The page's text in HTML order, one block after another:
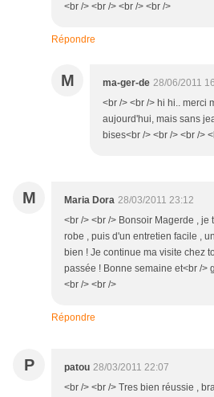
<br /> <br /> <br /> <br />
Répondre
M ma-ger-de 28/06/2011
<br /> <br /> hi hi.. merci
aujourd'hui, mais sans
bises<br /> <br /> <br />
M Maria Dora 28/03/2011 23:12
<br /> <br /> Bonsoir Magerde , je
robe , puis d'un entretien facile ,
bien ! Je continue ma visite chez
passée ! Bonne semaine et<br />
<br /> <br />
Répondre
P patou 28/03/2011 22:07
<br /> <br /> Tres bien réussie ,